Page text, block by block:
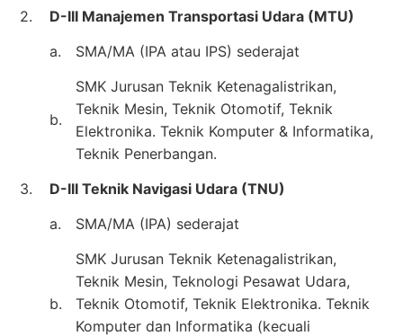
2.
D-III Manajemen Transportasi Udara (MTU)
a.
SMA/MA (IPA atau IPS) sederajat
b.
SMK Jurusan Teknik Ketenagalistrikan,
Teknik Mesin, Teknik Otomotif, Teknik
Elektronika. Teknik Komputer & Informatika,
Teknik Penerbangan.
3.
D-III Teknik Navigasi Udara (TNU)
a.
SMA/MA (IPA) sederajat
b.
SMK Jurusan Teknik Ketenagalistrikan,
Teknik Mesin, Teknologi Pesawat Udara,
Teknik Otomotif, Teknik Elektronika. Teknik
Komputer dan Informatika (kecuali